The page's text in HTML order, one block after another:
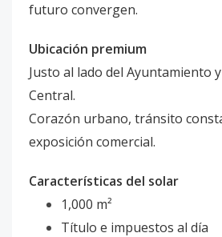
futuro convergen.
Ubicación premium
Justo al lado del Ayuntamiento
Central.
Corazón urbano, tránsito
exposición comercial.
Características del solar
1,000 m²
Título e impuestos al día